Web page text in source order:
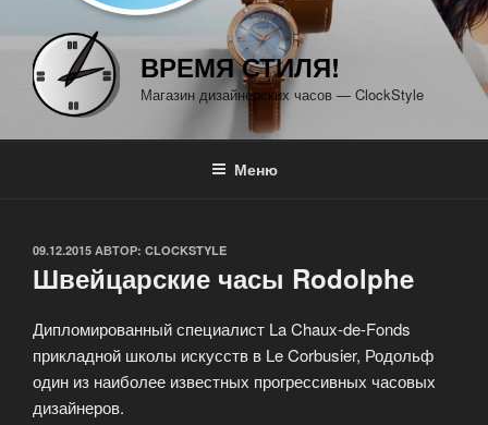
ВРЕМЯ СТИЛЯ!
Магазин дизайнерских часов — ClockStyle
Меню
ОПУБЛИКОВАНО
09.12.2015 АВТОР: CLOCKSTYLE
Швейцарские часы Rodolphe
Дипломированный специалист La Chaux-de-Fonds
прикладной школы искусств в Le Corbusier, Родольф
один из наиболее известных прогрессивных часовых
дизайнеров.